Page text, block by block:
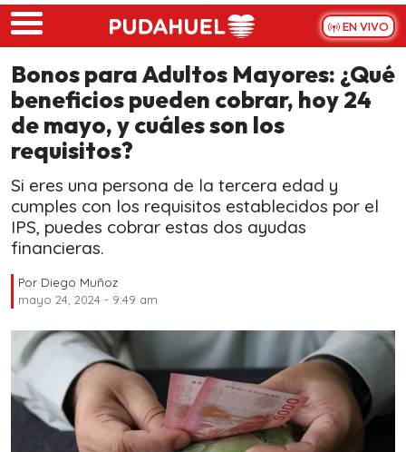
Skip to main content
EN VIVO
Bonos para Adultos Mayores: ¿Qué
beneficios pueden cobrar, hoy 24
de mayo, y cuáles son los
requisitos?
Si eres una persona de la tercera edad y
cumples con los requisitos establecidos por el
IPS, puedes cobrar estas dos ayudas
financieras.
Por Diego Muñoz
mayo 24, 2024 - 9:49 am